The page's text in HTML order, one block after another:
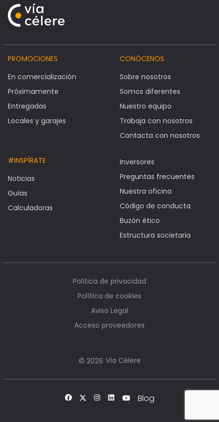
PROMOCIONES
En comercialización
Próximamente
Entregadas
Locales y garajes
CONÓCENOS
Sobre nosotros
Somos diferentes
Nuestro equipo
Trabaja con nosotros
Contacta con nosotros
#INSPÍRATE
Noticias
Guías
Calculadoras
Inversores
Preguntas frecuentes
Nuestra oficina
Código de conducta
Buzón ético
Estructura societaria
© 2026 Vía Célere
Política de privacidad
Política de cookies
Aviso Legal
Acceso proveedores
Blog